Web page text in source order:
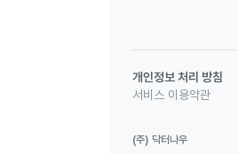
개인정보 처리 방침
서비스 이용약관
(주) 닥터나우